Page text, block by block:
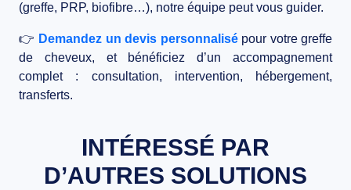
(greffe, PRP, biofibre…), notre équipe peut vous guider.
👉 Demandez un devis personnalisépour votre greffe
de cheveux, et bénéficiez d’un accompagnement
complet : consultation, intervention, hébergement,
transferts.
INTÉRESSÉ PAR
D’AUTRES SOLUTIONS